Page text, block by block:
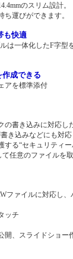
のスリム設計。
ち運びができます。
も快適
は一体化したF字
成できる
アを標準添付
の書き込みに対応し
き込みなどにも対応
する“セキュリティ
任意のファイルを
ファイルに対応し
ッチ
開、スライドショー